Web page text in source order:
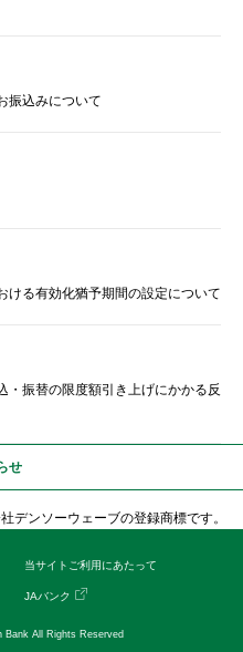
振込みについて
ける有効化猶予期間の設定について
・振替の限度額引き上げにかかる反
せ
デンソーウェーブの登録商標です。
当サイトご利用にあたって
JAバンク
Bank All Rights Reserved